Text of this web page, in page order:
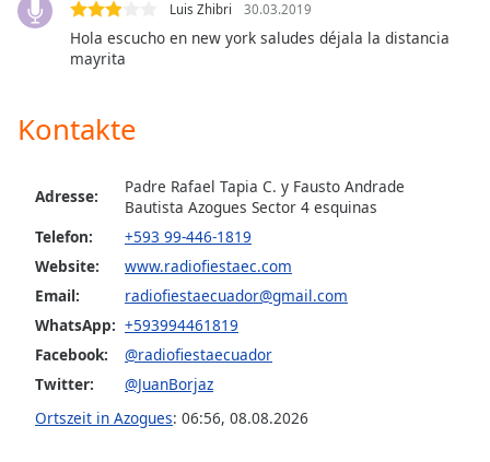
Reset
Modal
window.
Luis Zhibri 30.03.2019
Hola escucho en new york saludes déjala la distancia
mayrita
Kontakte
Adresse:
Padre Rafael Tapia C. y Fausto Andrade
Bautista Azogues Sector 4 esquinas
Telefon:
+593 99-446-1819
Website:
www.radiofiestaec.com
Email:
radiofiestaecuador@gmail.com
WhatsApp: +593994461819
Facebook:
@radiofiestaecuador
Twitter:
@JuanBorjaz
Ortszeit in Azogues: 06:56, 08.08.2026